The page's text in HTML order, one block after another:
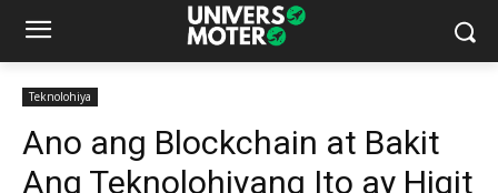
Teknolohiya
Ano ang Blockchain at Bakit
Ang Teknolohiyang Ito ay Higit